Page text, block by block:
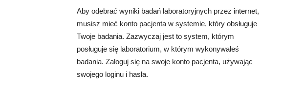
Aby odebrać wyniki badań laboratoryjnych przez internet,
musisz mieć konto pacjenta w systemie, który obsługuje
Twoje badania. Zazwyczaj jest to system, którym
posługuje się laboratorium, w którym wykonywałeś
badania. Zaloguj się na swoje konto pacjenta, używając
swojego loginu i hasła.